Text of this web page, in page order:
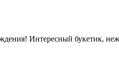
Интересный букетик,